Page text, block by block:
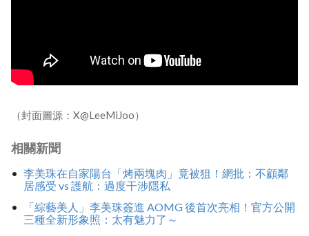
（封面圖源：X@LeeMiJoo）
相關新聞
李美珠在自家陽台「烤兩塊肉」竟被狙！網批：不顧鄰
居感受 vs 護航：過度干涉隱私
「綜藝美人」李美珠簽進 AOMG 後首次亮相！官方公開
三種全新形象照：太有魅力了～